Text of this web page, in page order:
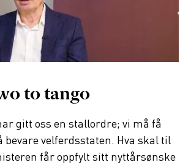
to tango
gitt oss en stallordre; vi må få
bevare velferdsstaten. Hva skal til
får oppfylt sitt nyttårsønske